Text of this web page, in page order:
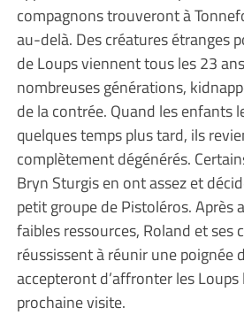
compagnons trouveront à
au-delà. Des créatures étranges
de Loups viennent tous les 23
nombreuses générations,
de la contrée. Quand les enfants
quelques temps plus tard, ils
complètement dégénérés.
Bryn Sturgis en ont assez et
petit groupe de Pistoléros. Après
faibles ressources, Roland et ses
réussissent à réunir une poignée
accepteront d’affronter les
prochaine visite.